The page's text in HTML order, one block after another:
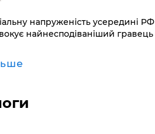
напруженість усередині РФ
найнесподіваніший гравець